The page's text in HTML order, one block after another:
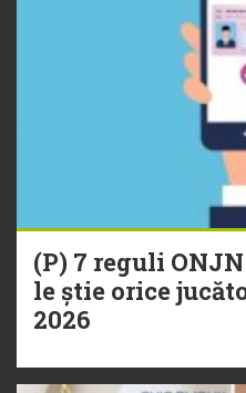
(P) 7 reguli
le știe orice
2026